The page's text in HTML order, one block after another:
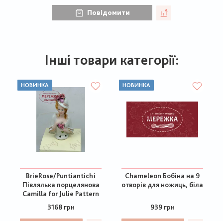
Повідомити
Інші товари категорії:
НОВИНКА
BrieRose/Puntiantichi
Півлялька порцелянова
Camilla for Julie Pattern
3168 грн
НОВИНКА
Chameleon Бобіна на 9
отворів для ножиць, біла
939 грн